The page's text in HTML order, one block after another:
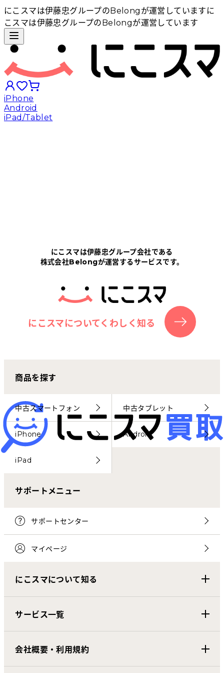
にこスマは伊藤忠グループのBelongが運営しています に
こスマは伊藤忠グループのBelongが運営しています
iPhone
Android
iPad/Tablet
にこスマについて
サポートセンター
お客さまの声
にこスマ通信
マイページ
にこスマは伊藤忠グループ会社である
株式会社Belongが運営するサービスです。
にこスマについてくわしく知る
商品を探す
中古スマートフォン 中古タブレット
iPhone Android
iPad
サポートメニュー
サポートセンター
マイページ
にこスマについて知る
サービス一覧
会社概要・利用規約